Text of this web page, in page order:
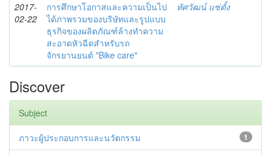
2017-
02-22
การศึกษาโอกาสและความเป็นไป
ได้ภาพรวมของบริษัทและรูปแบบ
ธุรกิจของผลิตภัณฑ์ล้างทำความ
สะอาดหัวฉีดสำหรับรถ
จักรยานยนต์ "Bike care"
ทัศวัฒน์ แซ่ตั้ง
Discover
Subject
1
ภาวะผู้ประกอบการและนวัตกรรม